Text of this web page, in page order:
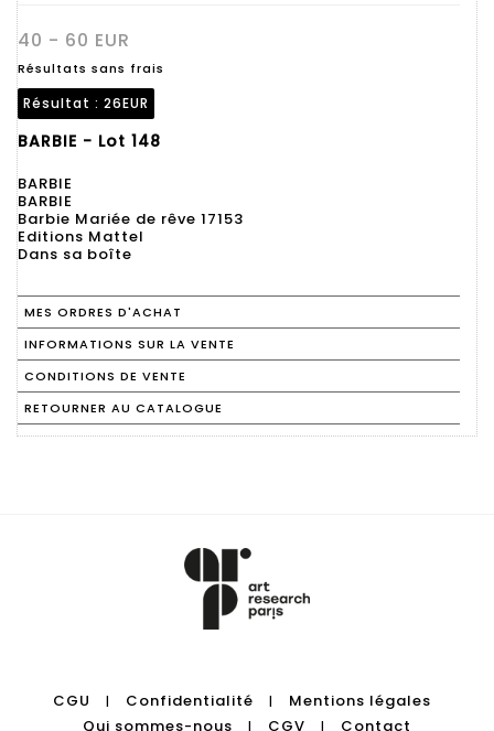
40 - 60 EUR
Résultats sans frais
Résultat : 26EUR
BARBIE - Lot 148
BARBIE
BARBIE
Barbie Mariée de rêve 17153
Editions Mattel
Dans sa boîte
MES ORDRES D'ACHAT
INFORMATIONS SUR LA VENTE
CONDITIONS DE VENTE
RETOURNER AU CATALOGUE
CGU | Confidentialité |
Mentions légales
Qui sommes-nous
| CGV | Contact